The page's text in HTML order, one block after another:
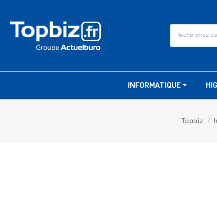
INFORMATIQUE
Topbiz